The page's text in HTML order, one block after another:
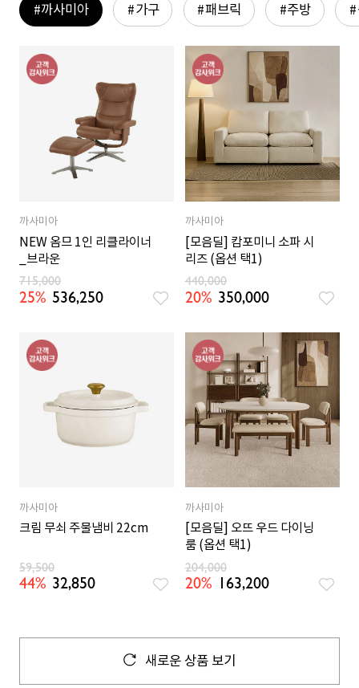
까사미아 가구 패브릭 주방
까사미아
NEW 옴므 1인 리클라이너
_브라운
715,000
25% 536,250
까사미아
[모음딜] 캄포미니 소파 시
리즈 (옵션 택1)
440,000
20% 350,000
까사미아
크림 무쇠 주물냄비 22cm
59,500
44% 32,850
까사미아
[모음딜] 오뜨 우드 다이닝
룸 (옵션 택1)
204,000
20% 163,200
새로운 상품 보기